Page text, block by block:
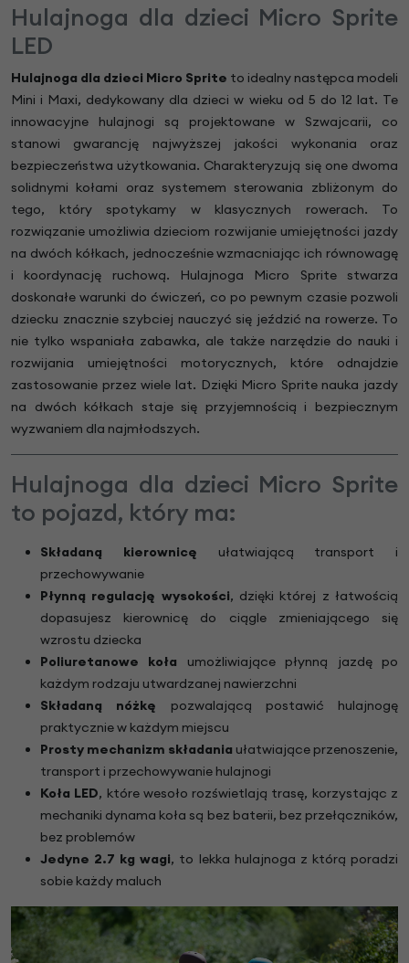
Hulajnoga dla dzieci Micro Sprite
LED
Hulajnoga dla dzieci Micro Sprite to idealny następca modeli
Mini i Maxi, dedykowany dla dzieci w wieku od 5 do 12 lat. Te
innowacyjne hulajnogi są projektowane w Szwajcarii, co
stanowi gwarancję najwyższej jakości wykonania oraz
bezpieczeństwa użytkowania. Charakteryzują się one dwoma
solidnymi kołami oraz systemem sterowania zbliżonym do
tego, który spotykamy w klasycznych rowerach. To
rozwiązanie umożliwia dzieciom rozwijanie umiejętności jazdy
na dwóch kółkach, jednocześnie wzmacniając ich równowagę
i koordynację ruchową. Hulajnoga Micro Sprite stwarza
doskonałe warunki do ćwiczeń, co po pewnym czasie pozwoli
dziecku znacznie szybciej nauczyć się jeździć na rowerze. To
nie tylko wspaniała zabawka, ale także narzędzie do nauki i
rozwijania umiejętności motorycznych, które odnajdzie
zastosowanie przez wiele lat. Dzięki Micro Sprite nauka jazdy
na dwóch kółkach staje się przyjemnością i bezpiecznym
wyzwaniem dla najmłodszych.
Hulajnoga dla dzieci Micro Sprite
to pojazd, który ma:
Składaną kierownicę ułatwiającą transport i
przechowywanie
Płynną regulację wysokości, dzięki której z łatwością
dopasujesz kierownicę do ciągle zmieniającego się
wzrostu dziecka
Poliuretanowe koła umożliwiające płynną jazdę po
każdym rodzaju utwardzanej nawierzchni
Składaną nóżkę pozwalającą postawić hulajnogę
praktycznie w każdym miejscu
Prosty mechanizm składania ułatwiające przenoszenie,
transport i przechowywanie hulajnogi
Koła LED, które wesoło rozświetlają trasę, korzystając z
mechaniki dynama koła są bez baterii, bez przełączników,
bez problemów
Jedyne 2.7 kg wagi, to lekka hulajnoga z którą poradzi
sobie każdy maluch